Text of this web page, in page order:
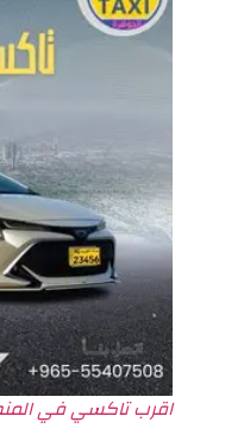
اقرب تاكسي في